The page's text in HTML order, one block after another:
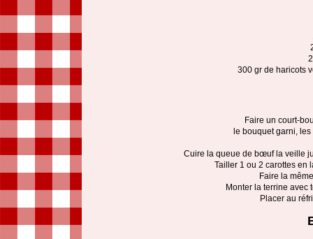
300 gr de haricots
Faire un court-
le bouquet garni,
Cuire la queue de bœuf la veille
Tailler 1 ou 2 carottes en
Faire la
Monter la terrine avec
Placer au